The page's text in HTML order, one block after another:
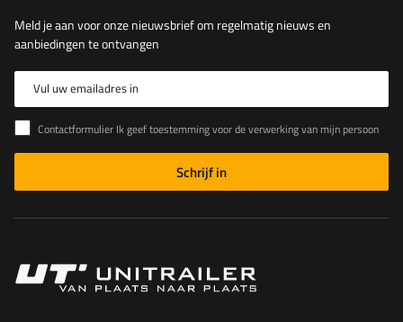
Meld je aan voor onze nieuwsbrief om regelmatig nieuws en
aanbiedingen te ontvangen
Vul uw emailadres in
Contactformulier Ik geef toestemming voor de verwerking van mijn persoonlijke gegevens in het contactformulier in overeenstemming met de Verordening van het Europees Parlement en de Raad (EU)
Schrijf in